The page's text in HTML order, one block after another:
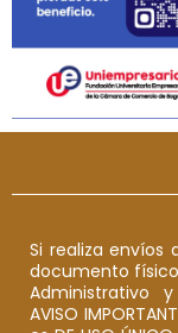
Si realiza envíos
documento
Administrativo
AVISO